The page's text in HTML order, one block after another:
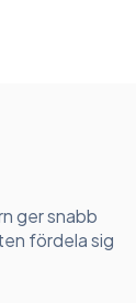
ger snabb
fördela sig